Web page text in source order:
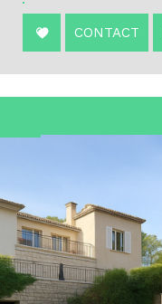
CONTACT